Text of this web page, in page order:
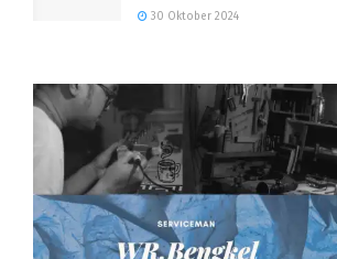
30 Oktober 2024